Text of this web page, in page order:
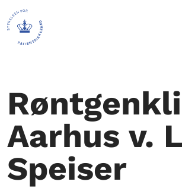
Aarhus v.
Speiser